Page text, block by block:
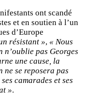
ont scandé
et en soutien à l’un
d’Europe
résistant », « Nous
pas Georges
une cause, la
ne se reposera pas
camarades et ses
».